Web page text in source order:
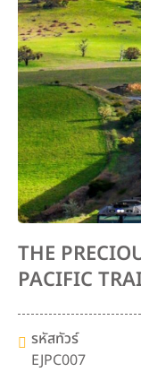
THE
PACIFIC
รหัสทัวร์
EJPC007